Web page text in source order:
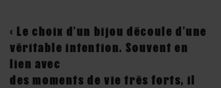
« Le choix d’un bijou découle d’une
véritable intention. Souvent en
lien avec
des moments de vie très forts, il